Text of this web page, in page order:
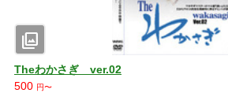
photo_library
Theわかさぎ ver.02
500 円〜